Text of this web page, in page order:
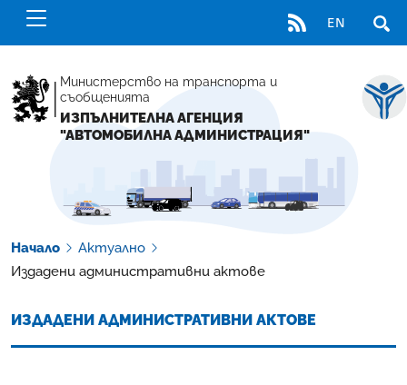
RSS EN
Министерство на транспорта и
съобщенията
ИЗПЪЛНИТЕЛНА АГЕНЦИЯ
"АВТОМОБИЛНА АДМИНИСТРАЦИЯ"
Начало
Актуално
Издадени административни актове
ИЗДАДЕНИ АДМИНИСТРАТИВНИ АКТОВЕ